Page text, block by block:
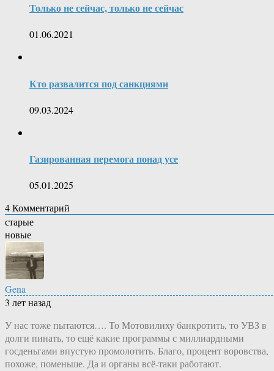
Только не сейчас, только не сейчас
01.06.2021
Кто развалится под санкциями
09.03.2024
Газированная перемога понад усе
05.01.2025
4Комментарий
старые
новые
Gena
3 лет назад
У нас тоже пытаются…. То Мотовилиху банкротить, то УВЗ в
долги пинать, то ещё какие программы с миллиардными
госденьгами впустую промолотить. Благо, процент воровства,
похоже, поменьше. Да и органы всё-таки работают.